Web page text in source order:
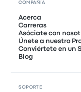
COMPAÑÍA
Acerca
Carreras
Asóciate con
Únete a nuestro
Conviértete en un
Blog
SOPORTE